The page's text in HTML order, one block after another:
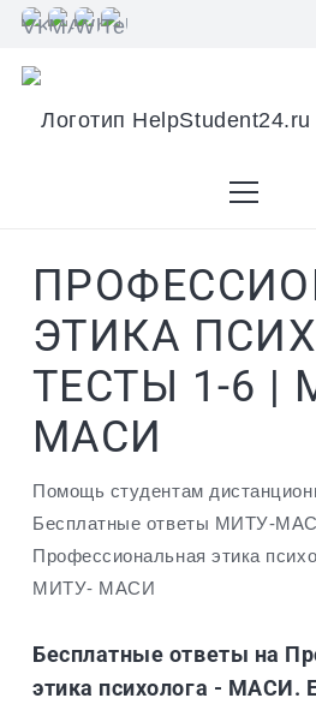
списке найденных
вверх и вниз для
на нужную
с тачскрином,
или
ЭТИКА
ТЕСТЫ 1-6 |
МАСИ
Помощь студентам
Бесплатные ответы МИТУ-
Профессиональная этика
МИТУ- МАСИ
Бесплатные ответы на
этика психолога - МАСИ.